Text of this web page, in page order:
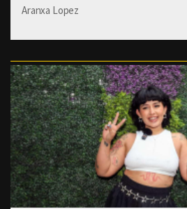
Aranxa Lopez